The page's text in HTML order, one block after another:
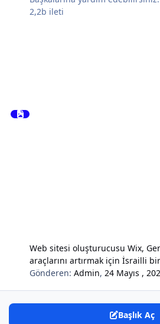
2,2b ileti
Web sitesi oluşturucusu Wix,
araçlarını artırmak için İsrailli
Gönderen:Admin,24 Mayıs ,
Başlık Aç